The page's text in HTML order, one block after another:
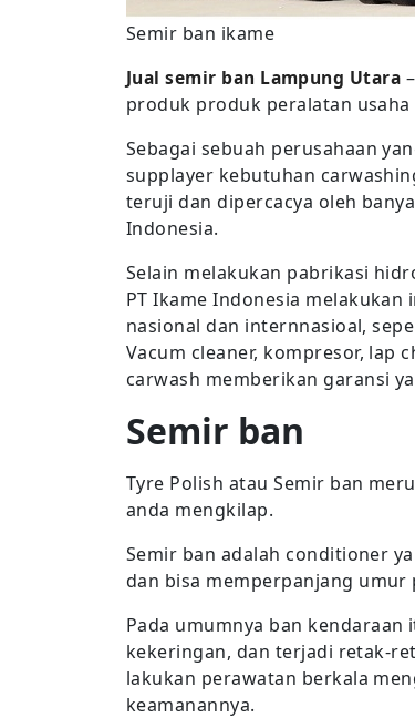
Semir ban ikame
Jual semir ban Lampung Utara
produk produk peralatan
Sebagai sebuah perusahaan
supplayer kebutuhan
teruji dan dipercacya oleh
Indonesia.
Selain melakukan pabrikasi
PT Ikame Indonesia
nasional dan internnasioal,
Vacum cleaner, kompresor, lap
carwash memberikan garansi
Semir ban
Tyre Polish atau Semir ban
anda mengkilap.
Semir ban adalah conditioner
dan bisa memperpanjang umur
Pada umumnya ban
kekeringan, dan terjadi retak-
lakukan perawatan berkala
keamanannya.